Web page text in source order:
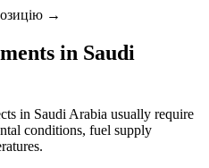
→
in Saudi
in Saudi Arabia usually require
conditions, fuel supply
.